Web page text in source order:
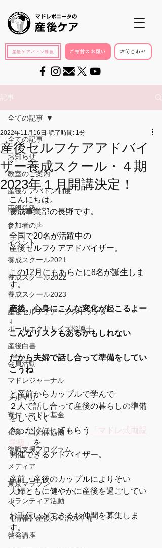
産後ケアバトン制度 ご寄付のお願い お問合わせ
記事
全ての記事
お知らせ
教室のご案内
産後ケアバトン制度
両親学級
参加者の声
イベント
養成スクール2021
養成スクール2022
養成スクール2023
産後セルフケアインストラクター
ボールエクササイズ指導士
産後白書
会員活動
マドレジャーナル
メルマガ
寄付・マドレ基金
企業・自治体協働
復職支援プログラム
メディア
東京マラソン
ボランティア活動
【情報】産後の生活の準備
啓発講座
全ての記事
産後セルフケアアドバイ
ザー養成スクール・４期
2023年１月開講決定！
2022年11月16日 読了時間: 1分
こんにちは。
養成事業部の長野です。
全国で20名が活躍中の
産後セルフケアアドバイザー。
この12月にもあらたに8名が誕生しま
す。
産後、心身にこんな変化が起こるよー
↓
こんなリスクもあるかもしれない
↓
だから夫婦で話し合って準備をしてい
こうね
と産前からカップルで学んで
２人で話し合って産後の暮らしの準備
をしていく
きっかけにしてもらう
「マドレ式両親
学級」
を
開催できるアドバイザー。
産前・産後のカップルによりそい
夫婦ともに健やかに産後を過ごしてい
く
お手伝いができるお仲間を募集しま
す。